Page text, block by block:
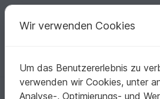
Deine kreativen Ideen
Deutsch | € (EUR)
Startseite Häkeln Kinder
Familie Sonnenschein als
Wir verwenden Cookies
Um das Benutzererlebnis zu
verwenden wir Cookies, unter
Analyse-, Optimierungs- und